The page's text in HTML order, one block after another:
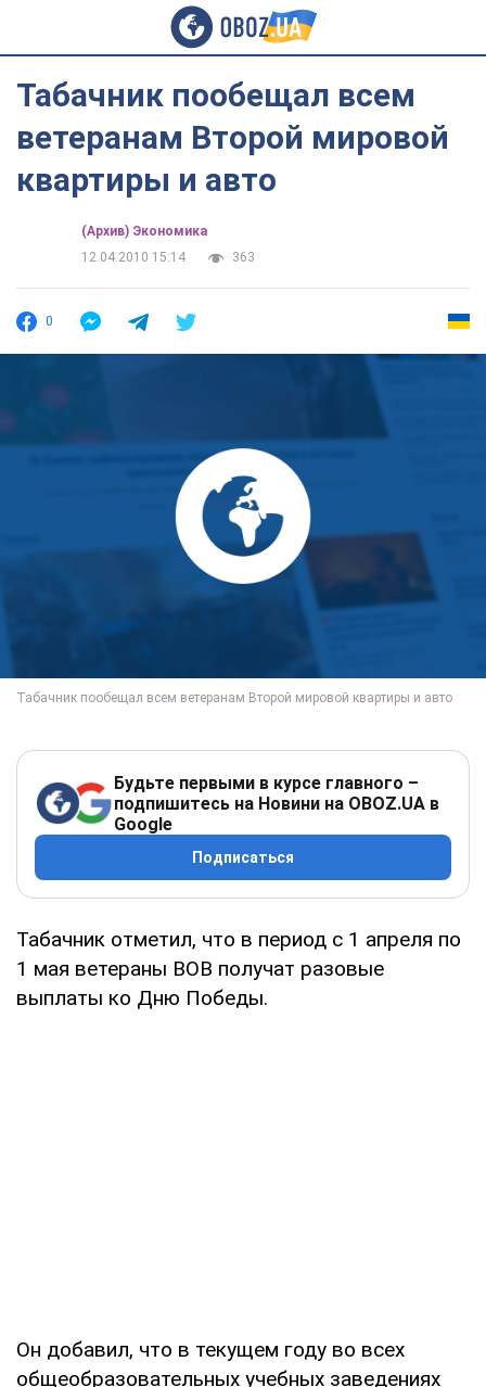
Табачник пообещал всем
ветеранам Второй мировой
квартиры и авто
(Архив) Экономика
12.04.2010 15:14
363
0
Будьте первыми в курсе главного –
подпишитесь на Новини на OBOZ.UA в
Google
Подписаться
Табачник отметил, что в период с 1 апреля по
1 мая ветераны ВОВ получат разовые
выплаты ко Дню Победы.
Он добавил, что в текущем году во всех
общеобразовательных учебных заведениях